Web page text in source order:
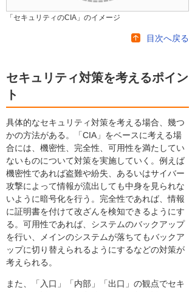
「セキュリティのCIA」のイメージ
目次へ戻る
セキュリティ対策を考えるポイン
ト
具体的なセキュリティ対策を考える場合、幾つ
かの方法がある。「CIA」をベースに考える場
合には、機密性、完全性、可用性を満たしてい
ないものについて対策を実施していく。例えば
機密性であれば盗難や紛失、あるいはサイバー
攻撃によって情報が流出しても中身を見られな
いように暗号化を行う。完全性であれば、情報
に証明書を付けて改ざんを検知できるようにす
る。可用性であれば、システムのバックアップ
を行い、メインのシステムが落ちてもバックア
ップに切り替えられるようにするなどの対策が
考えられる。
また、「入口」「内部」「出口」の観点でセキ